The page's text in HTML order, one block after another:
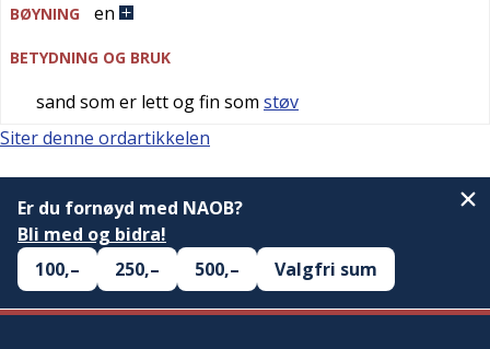
BØYNING en
BETYDNING OG BRUK
sand som er lett og fin som støv
Siter denne ordartikkelen
Er du fornøyd med NAOB?
Bli med og bidra!
100,–
250,– 500,– Valgfri sum